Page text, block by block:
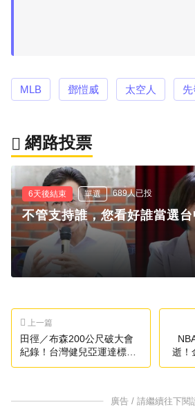
MLB 鄧愷威 太空人 先
網路投票
6天後結束 單選 689人已投
不管支持誰，您看好誰當選
上一篇
田徑／布森200公尺破大會
紀錄！台灣健兒亞運達標再
添3位
逝！
廣告 / 請繼續往下閱